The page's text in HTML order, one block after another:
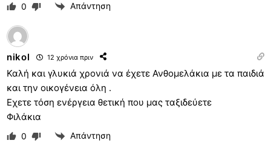
0 Απάντηση
nikol 12 χρόνια πριν
Καλή και γλυκιά χρονιά να έχετε Ανθομελάκια με τα παιδιά
και την οικογένεια όλη .
Εχετε τόση ενέργεια θετική που μας ταξιδεύετε
Φιλάκια
0 Απάντηση